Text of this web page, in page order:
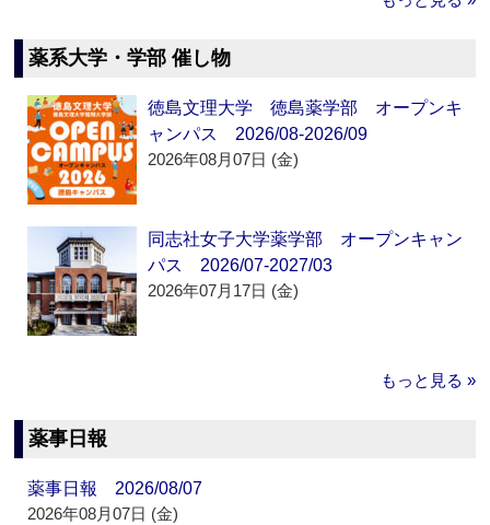
薬系大学・学部 催し物
徳島文理大学 徳島薬学部 オープンキ
ャンパス 2026/08-2026/09
2026年08月07日 (金)
同志社女子大学薬学部 オープンキャン
パス 2026/07-2027/03
2026年07月17日 (金)
もっと見る »
薬事日報
薬事日報 2026/08/07
2026年08月07日 (金)